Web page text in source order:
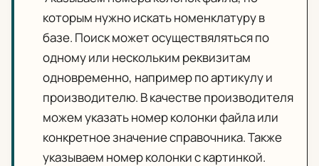
которым нужно искать номенклатуру в
базе. Поиск может осуществяляться по
одному или нескольким реквизитам
одновременно, например по артикулу и
производителю. В качестве производителя
можем указать номер колонки файла или
конкретное значение справочника. Также
указываем номер колонки с картинкой.